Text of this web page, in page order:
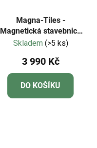
Magna-Tiles -
Magnetická stavebnice
City Center 110 dílů
Skladem (>5 ks)
3 990 Kč
DO KOŠÍKU